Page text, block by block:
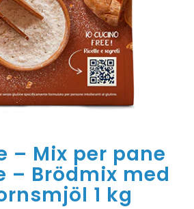
– Mix per pane
– Brödmix med
1 kg